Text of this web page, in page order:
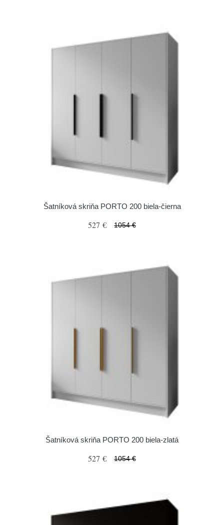
Šatníková skriňa PORTO 200 biela-čierna
527 € 1054 €
Šatníková skriňa PORTO 200 biela-zlatá
527 € 1054 €